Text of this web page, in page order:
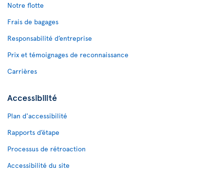
Notre flotte
Frais de bagages
Responsabilité d’entreprise
Prix et témoignages de reconnaissance
Carrières
Accessibilité
Plan d'accessibilité
Rapports d’étape
Processus de rétroaction
Accessibilité du site